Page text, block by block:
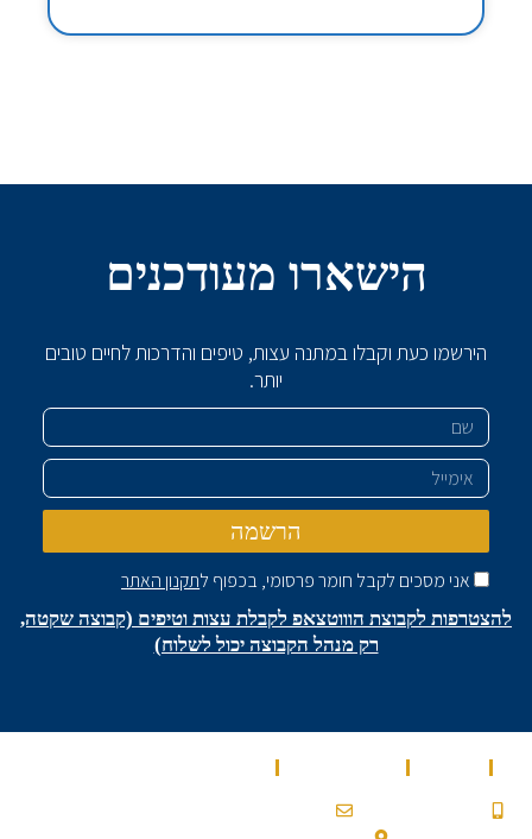
הישארו מעודכנים
הירשמו כעת וקבלו במתנה עצות, טיפים והדרכות לחיים טובים
יותר.
שם
אימייל
אני מסכים לקבל חומר פרסומי, בכפוף לתקנון האתר
הרשמה
להצטרפות לקבוצת הוווטצאפ לקבלת עצות וטיפים (קבוצה שקטה,
רק מנהל הקבוצה יכול לשלוח)